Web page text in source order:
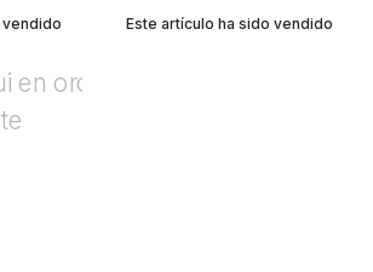
vendido
Este artículo ha sido vendido